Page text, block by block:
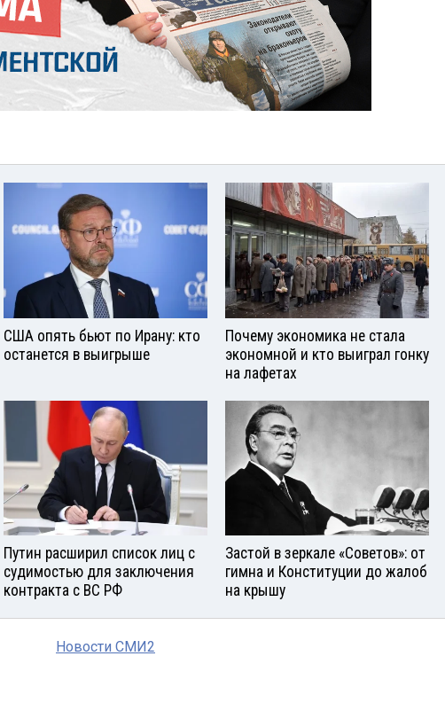
США опять бьют по Ирану: кто
останется в выигрыше
Почему экономика не стала
экономной и кто выиграл гонку
на лафетах
Путин расширил список лиц с
судимостью для заключения
контракта с ВС РФ
Застой в зеркале «Советов»: от
гимна и Конституции до жалоб
на крышу
Новости СМИ2